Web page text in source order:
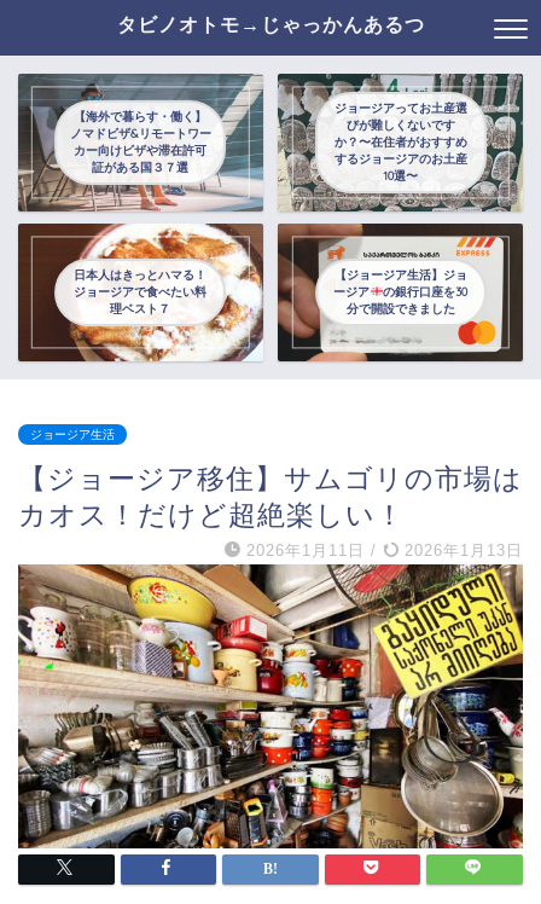
タビノオトモ→じゃっかんあるつ
【海外で暮らす・働く】
ノマドビザ&リモートワー
カー向けビザや滞在許可
証がある国３７選
ジョージアってお土産選
びが難しくないです
か？〜在住者がおすすめ
するジョージアのお土産
10選〜
日本人はきっとハマる！
ジョージアで食べたい料
理ベスト７
【ジョージア生活】ジョ
ージア
の銀行口座を30
分で開設できました
ジョージア生活
【ジョージア移住】サムゴリの市場は
カオス！だけど超絶楽しい！
2026年1月11日 / 2026年1月13日